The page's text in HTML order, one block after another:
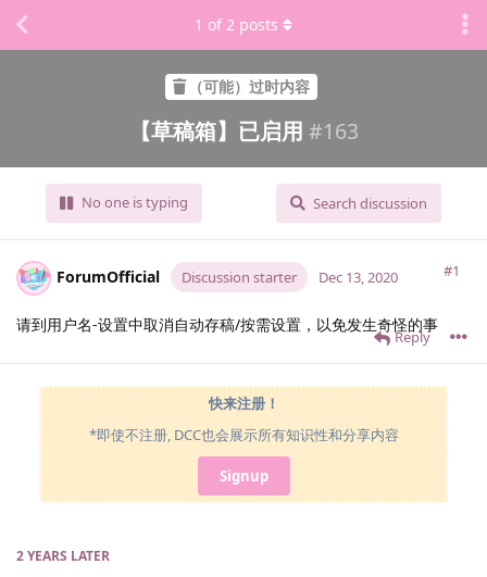
（可能）过时内容
【草稿箱】已启用 #163
No one is typing Search discussion
1 of 2 posts
ForumOfficial Discussion starter #1
Dec 13, 2020
请到用户名-设置中取消自动存稿/按需设置，以免发生奇怪的事
Reply
快来注册！
*即使不注册, DCC也会展示所有知识性和分享内容
Signup
2 YEARS LATER